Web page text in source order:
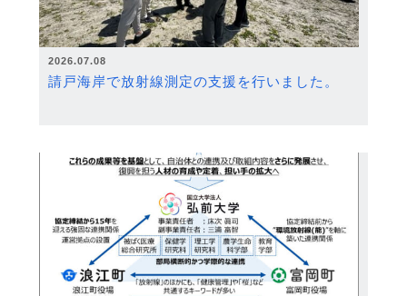
2026.07.08
請戸海岸で放射線測定の支援を行いました。